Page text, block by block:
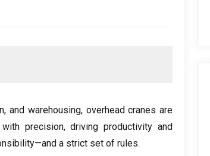
and warehousing, overhead cranes are
precision,driving productivity and
a strict set of rules.